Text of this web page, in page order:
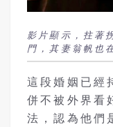
影片顯示，拄著
門，其妻翁帆也
這段婚姻已經
併不被外界看
法，認為他們